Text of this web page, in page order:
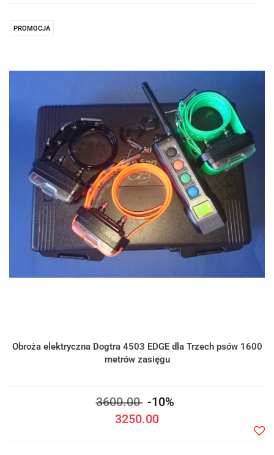
PROMOCJA
Obroża elektryczna Dogtra 4503 EDGE dla Trzech psów 1600
metrów zasięgu
3600.00 -10%
3250.00